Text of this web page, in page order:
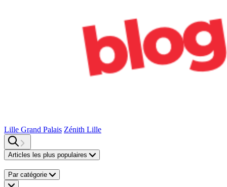
Lille Grand Palais Zénith Lille
Articles les plus populaires
Par catégorie